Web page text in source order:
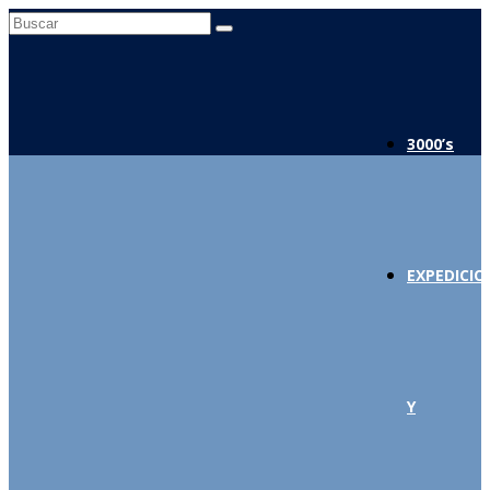
Buscar
3000’s
Y